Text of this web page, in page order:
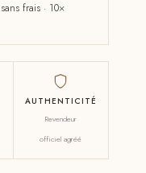
frais · 10×
AUTHENTICITÉ
Revendeur
officiel agréé